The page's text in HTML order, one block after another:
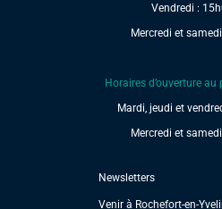
Vendredi :
Mercredi et
Horaires d’ouverture
Mardi, jeudi et
Mercredi et
Newsletters
Venir à Rochefort-en-